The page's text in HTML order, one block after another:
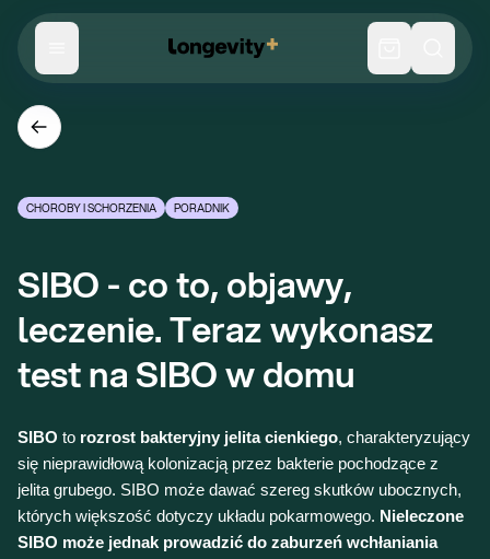
CHOROBY I SCHORZENIA PORADNIK
SIBO - co to, objawy,
leczenie. Teraz wykonasz
test na SIBO w domu
SIBO to rozrost bakteryjny jelita cienkiego, charakteryzujący
się nieprawidłową kolonizacją przez bakterie pochodzące z
jelita grubego. SIBO może dawać szereg skutków ubocznych,
których większość dotyczy układu pokarmowego. Nieleczone
SIBO może jednak prowadzić do zaburzeń wchłaniania